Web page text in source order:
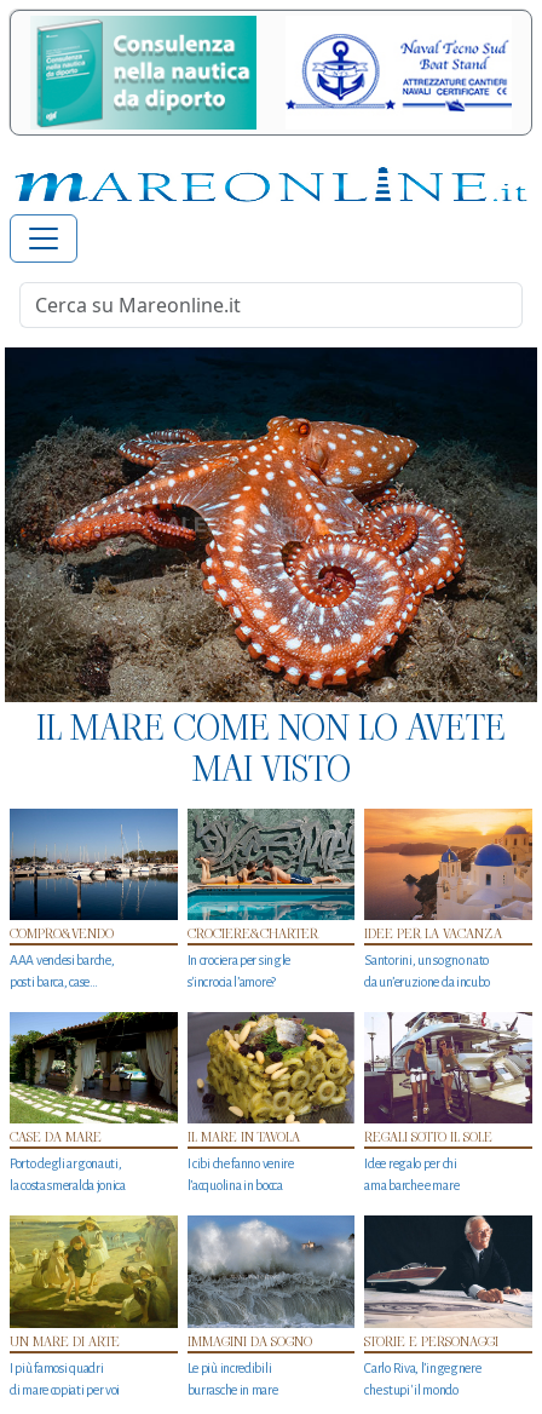
IL MARE COME NON LO AVETE
MAI VISTO
COMPRO&VENDO
AAA vendesi barche,
posti barca, case…
CROCIERE&CHARTER
In crociera per single
s'incrocia l’amore?
IDEE PER LA VACANZA
Santorini, un sogno nato
da un’eruzione da incubo
CASE DA MARE
Porto degli argonauti,
la costa smeralda jonica
IL MARE IN TAVOLA
I cibi che fanno venire
l’acquolina in bocca
REGALI SOTTO IL SOLE
Idee regalo per chi
ama barche e mare
UN MARE DI ARTE
I più famosi quadri
di mare copiati per voi
IMMAGINI DA SOGNO
Le più incredibili
burrasche in mare
STORIE E PERSONAGGI
Carlo Riva, l’ingegnere
che stupi' il mondo